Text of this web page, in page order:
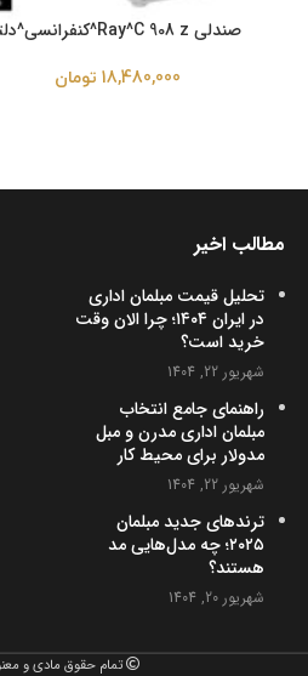
صندلی Ray^C 908 z^کنفرانسی^دلتا
18,480,000 تومان
مطالب اخیر
تحلیل قیمت مبلمان اداری
در ایران ۱۴۰۴؛ چرا الان وقت
خرید است؟
شهریور 22, 1404
راهنمای جامع انتخاب
مبلمان اداری مدرن و مبل
مدولار برای محیط کار
شهریور 22, 1404
ترندهای جدید مبلمان
۲۰۲۵؛ چه مدل‌هایی مد
هستند؟
شهریور 20, 1404
تمام حقوق مادی و